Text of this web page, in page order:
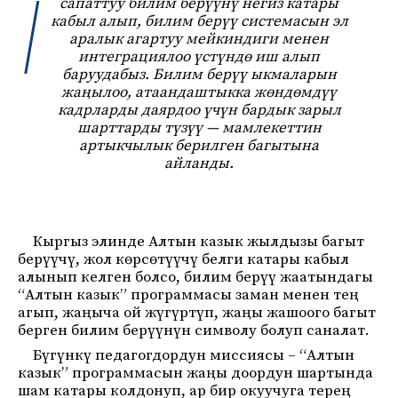
кабыл алып, билим берүү системасын эл
аралык агартуу мейкиндиги менен
интеграциялоо үстүндө иш алып
баруудабыз. Билим берүү ыкмаларын
жаңылоо, атаандаштыкка жөндөмдүү
кадрларды даярдоо үчүн бардык зарыл
шарттарды түзүү — мамлекеттин
артыкчылык берилген багытына
айланды.
Кыргыз элинде Алтын казык жылдызы багыт
берүүчү, жол көрсөтүүчү белги катары кабыл
алынып келген болсо, билим берүү жаатындагы
“Алтын казык” программасы заман менен тең
агып, жаңыча ой жүгүртүп, жаңы жашоого багыт
берген билим берүүнүн символу болуп саналат.
Бүгүнкү педагогдордун миссиясы – “Алтын
казык” программасын жаңы доордун шартында
шам катары колдонуп, ар бир окуучуга терең